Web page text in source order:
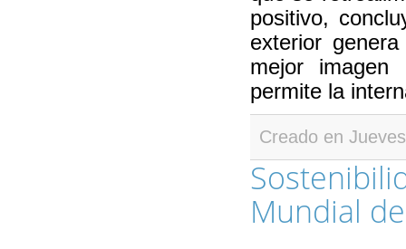
positivo,
exterior
mejor
permite la
Creado en
Mundial